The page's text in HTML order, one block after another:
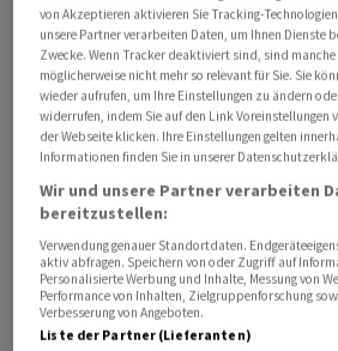
Sergio Ermotti am Mittwoch auf
Zero Forum». «Wir haben
Anwendungen in der Bank», ‌so der
Begriff, weitere 700 einzuführen.»
KI helfe den Kundenberatern, den
Händlern und Verkäufern,
werden. «Wir werden fundamentale
wie wir Kunden bedienen», so
sich auch auf KI einlassen, weil dies
würden.
von Akzeptieren aktivieren Sie Tracking-
unsere Partner verarbeiten Daten, um Ihnen Dienste
Zwecke. Wenn Tracker deaktiviert sind, sind
möglicherweise nicht mehr so relevant für Sie. Sie
wieder aufrufen, um Ihre Einstellungen zu ändern
widerrufen, indem Sie auf den Link Voreinstellungen
der Webseite klicken. Ihre Einstellungen gelten
Informationen finden Sie in unserer
Wir und unsere Partner verarbeiten
bereitzustellen:
Verwendung genauer Standortdaten.
aktiv abfragen. Speichern von oder Zugriff auf
Personalisierte Werbung und Inhalte, Messung von
Performance von Inhalten, Zielgruppenforschung
Verbesserung von Angeboten.
Liste der Partner (Lieferanten)